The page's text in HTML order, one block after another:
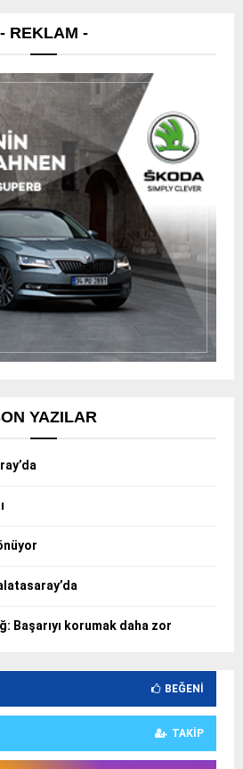
- REKLAM -
YAZILAR
Başarıyı korumak daha zor
BEĞENI
TAKIP